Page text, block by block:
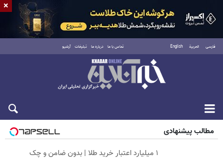
فارسی العربية English تماس با ما درباره ما تبلیغات آرشیو
پنجشنبه ۱۵ مرداد ۱۴۰۵
مطالب پیشنهادی
۱ میلیارد اعتبار خرید طلا | بدون ضامن و چک
×